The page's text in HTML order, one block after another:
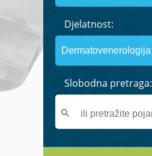
Djelatnost:
Slobodna pretraga: